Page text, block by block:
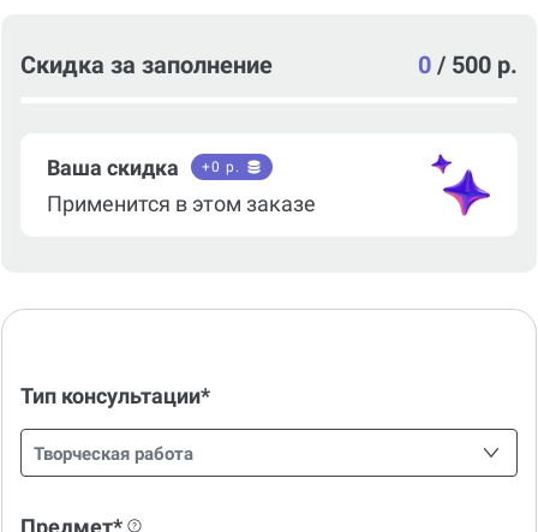
Скидка за заполнение 0 / 500 р.
Ваша скидка +0 р.
Применится в этом заказе
Тип консультации*
Творческая работа
Предмет*